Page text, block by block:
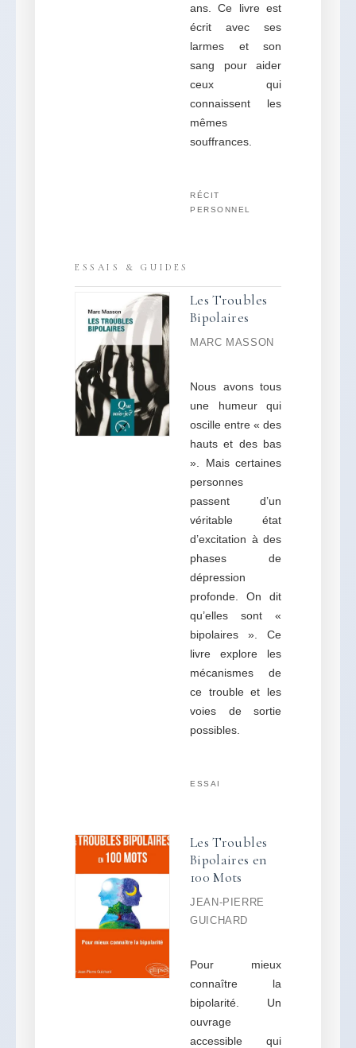
ans. Ce livre est
écrit avec ses
larmes et son
sang pour aider
ceux qui
connaissent les
mêmes
souffrances.
RÉCIT
PERSONNEL
ESSAIS & GUIDES
Les Troubles
Bipolaires
MARC MASSON
Nous avons tous
une humeur qui
oscille entre « des
hauts et des bas
». Mais certaines
personnes
passent d’un
véritable état
d’excitation à des
phases de
dépression
profonde. On dit
qu’elles sont «
bipolaires ». Ce
livre explore les
mécanismes de
ce trouble et les
voies de sortie
possibles.
ESSAI
Les Troubles
Bipolaires en
100 Mots
JEAN-PIERRE
GUICHARD
Pour mieux
connaître la
bipolarité. Un
ouvrage
accessible qui